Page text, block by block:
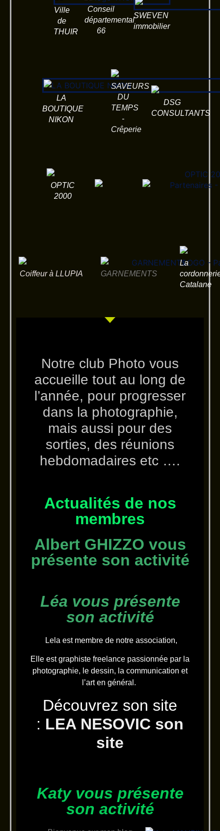
Ville
de
THUIR
Conseil
départemental
66
SWEVEN
immobilier
LA
BOUTIQUE
NIKON
SAVEURS
DU
TEMPS
-
Crêperie
DSG
CONSULTANTS
OPTIC
2000
Coiffeur à LLUPIA GARNEMENTS
La
Catalane
Notre club Photo vous
accueille tout au long de
l’année, pour progresser
dans la photographie,
mais aussi pour des
sorties, des réunions
hebdomadaires etc ….
Actualités de nos
membres
Albert GHIZZO vous
présente son activité
Léa vous présente
son activité
Lela est membre de notre association,
Elle est graphiste freelance passionnée par la
photographie, le dessin, la communication et
l’art en général.
Découvrez son site
: LEA NESOVIC son
site
Katy vous présente
son activité